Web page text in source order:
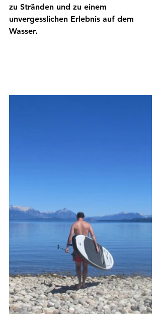
zu Stränden und zu einem
unvergesslichen Erlebnis auf dem
Wasser.